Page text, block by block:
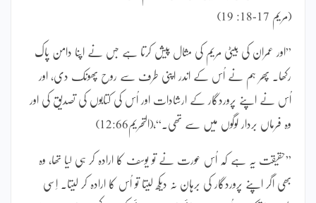
(مریم 17-18: 19)
”اور عمران کی بیٹی مریم کی مثال پیش کرتا ہے جس نے اپنا دامن پاک
رکھا۔ پھر ہم نے اُس کے اندر اپنی طرف سے روح پھونک دی، اور
اُس نے اپنے پروردگار کے ارشادات اور اُس کی کتابوں کی تصدیق کی اور
وہ فرماں بردار لوگوں میں سے تھی۔“،(التحریم12:66)
”حقیقت یہ ہے کہ اُس عورت نے تو یوسف کا ارادہ کر ہی لیا تھا، وہ
بھی اگر اپنے پروردگار کی برہان نہ دیکھ لیتا تو اُس کا ارادہ کر لیتا۔ اِسی